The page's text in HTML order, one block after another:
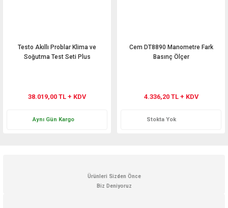
Testo Akıllı Problar Klima ve
Soğutma Test Seti Plus
38.019,00 TL + KDV
Aynı Gün Kargo
Cem DT8890 Manometre Fark
Basınç Ölçer
4.336,20 TL + KDV
Stokta Yok
Ürünleri Sizden Önce
Biz Deniyoruz